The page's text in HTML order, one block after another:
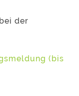
der
(bis